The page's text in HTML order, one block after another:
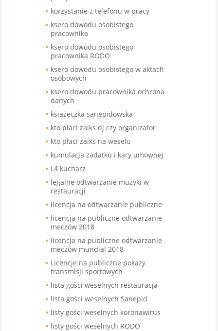
korzystanie z telefonu w pracy
ksero dowodu osobistego
pracownika
ksero dowodu osobistego
pracownika RODO
ksero dowodu osobistego w aktach
osobowych
ksero dowodu pracownika ochrona
danych
książeczka sanepidowska
kto płaci zaiks dj czy organizator
kto płaci zaiks na weselu
kumulacja zadatku i kary umownej
L4 kucharz
legalne odtwarzanie muzyki w
restauracji
licencja na odtwarzanie publiczne
licencja na publiczne odtwarzanie
meczów 2018
licencja na publiczne odtwarzanie
meczów mundial 2018
Licencje na publiczne pokazy
transmisji sportowych
lista gości weselnych restauracja
lista gości weselnych Sanepid
listy gości weselnych koronawirus
listy gości weselnych RODO